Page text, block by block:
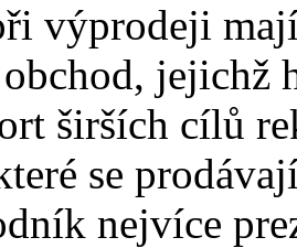
výprodeji
jejichž
širších cílů
se
nejvíce